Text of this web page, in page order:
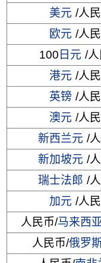
美元 /人
欧元 /人
100 日元 /
港元 /人
英镑 /人
澳元 /人
新西兰元 /
新加坡元 /
瑞士法郎 /
加元 /人
人民币/马来西
人民币/俄罗